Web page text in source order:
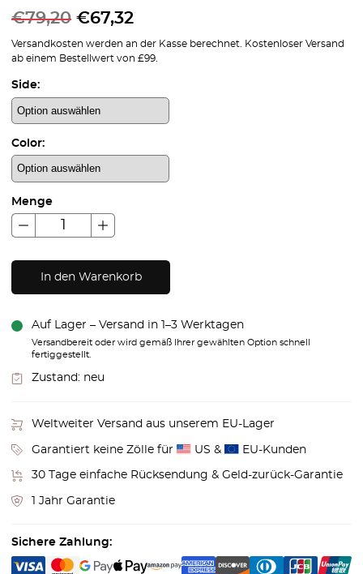
€79,20 €67,32
Versandkosten werden an der Kasse berechnet. Kostenloser Versand
ab einem Bestellwert von £99.
Side:
Color:
Menge
In den Warenkorb
Auf Lager – Versand in 1–3 Werktagen
Versandbereit oder wird gemäß Ihrer gewählten Option schnell
fertiggestellt.
Zustand: neu
Weltweiter Versand aus unserem EU-Lager
Garantiert keine Zölle für US & EU-Kunden
30 Tage einfache Rücksendung & Geld-zurück-Garantie
1 Jahr Garantie
Sichere Zahlung: